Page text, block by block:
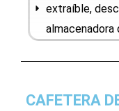
extraíble,
almacenadora
CAFETERA